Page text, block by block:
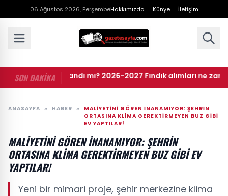
06 Ağustos 2026, PerşembeHakkımızda Künye İletişim
SON DAKİKA
açıklandı mı? 2026-2027 Fındık alımları ne zaman
ANASAYFA » HABER »
MALIYETINI GÖREN INANAMIYOR: ŞEHRIN
ORTASINA KLIMA GEREKTIRMEYEN BUZ GIBI
EV YAPTILAR!
MALIYETINI GÖREN INANAMIYOR: ŞEHRIN
ORTASINA KLIMA GEREKTIRMEYEN BUZ GIBI EV
YAPTILAR!
Yeni bir mimari proje, şehir merkezine klima